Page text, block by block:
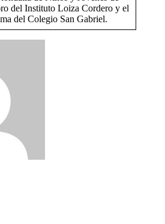
del Instituto Loiza Cordero y el
del Colegio San Gabriel.